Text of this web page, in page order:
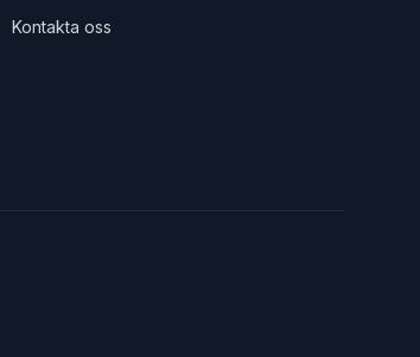
Kontakta oss